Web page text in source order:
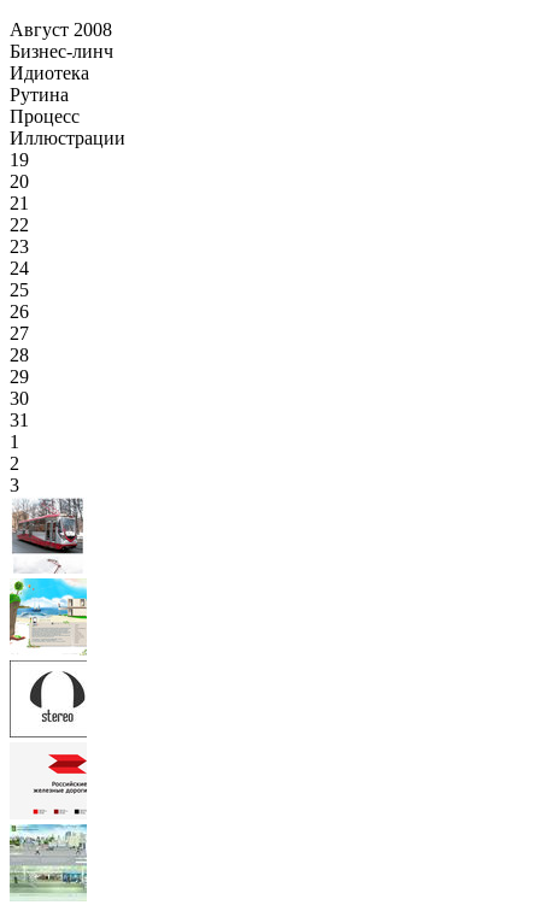
Август 2008
Бизнес-линч
Идиотека
Рутина
Процесс
Иллюстрации
19
20
21
22
23
24
25
26
27
28
29
30
31
1
2
3